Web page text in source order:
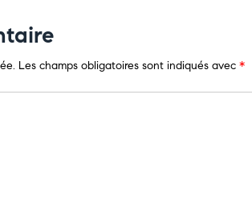
Les champs obligatoires sont indiqués avec *